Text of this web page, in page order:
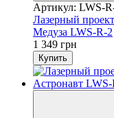
Артикул: LWS-
Лазерный
Медуза LWS-R-2
1 349 грн
Купить